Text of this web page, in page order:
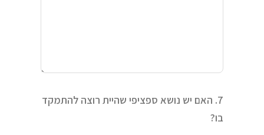
7. האם יש נושא ספציפי שהיית רוצה להתמקד
בו?